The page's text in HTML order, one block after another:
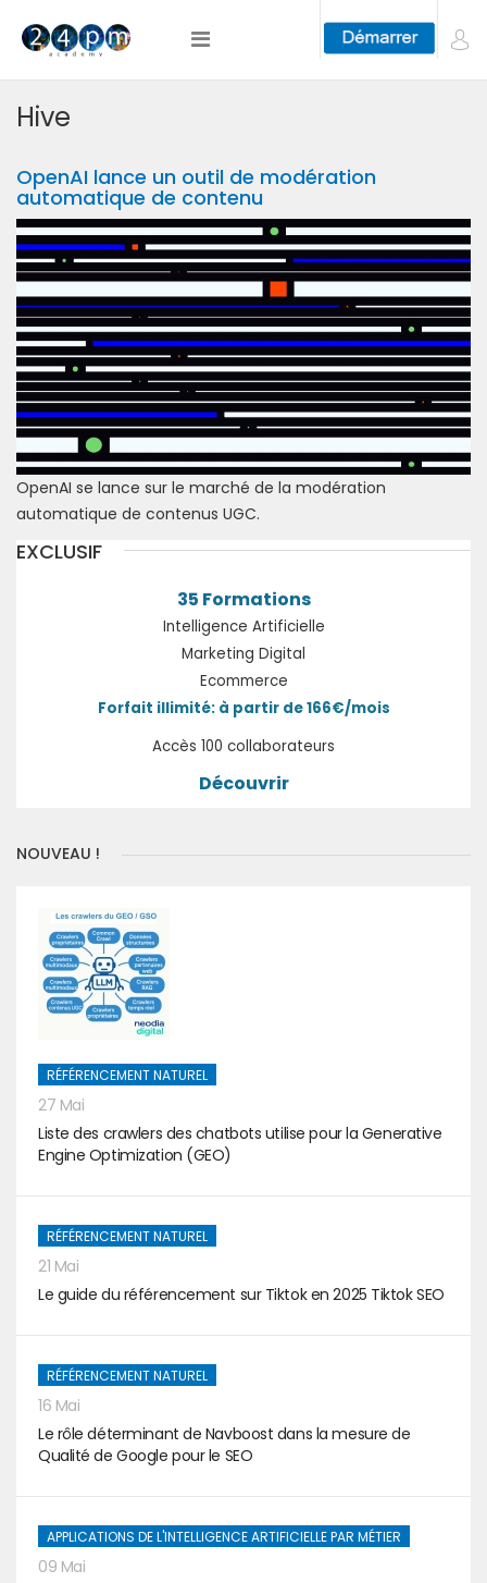
Hive
OpenAI lance un outil de modération
automatique de contenu
OpenAI se lance sur le marché de la modération
automatique de contenus UGC.
EXCLUSIF
35 Formations
Intelligence Artificielle
Marketing Digital
Ecommerce
Forfait illimité: à partir de 166€/mois
Accès 100 collaborateurs
Découvrir
NOUVEAU !
RÉFÉRENCEMENT NATUREL
27 Mai
Liste des crawlers des chatbots utilise pour la Generative
Engine Optimization (GEO)
RÉFÉRENCEMENT NATUREL
21 Mai
Le guide du référencement sur Tiktok en 2025 Tiktok SEO
RÉFÉRENCEMENT NATUREL
16 Mai
Le rôle déterminant de Navboost dans la mesure de
Qualité de Google pour le SEO
APPLICATIONS DE L'INTELLIGENCE ARTIFICIELLE PAR MÉTIER
09 Mai